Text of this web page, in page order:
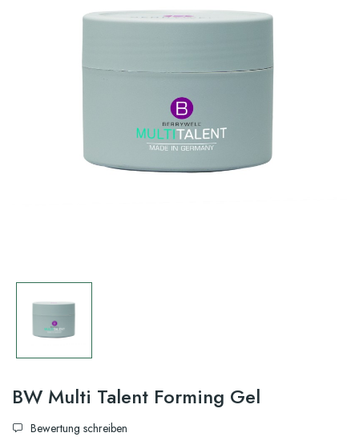
BW Multi Talent Forming Gel
Bewertung schreiben